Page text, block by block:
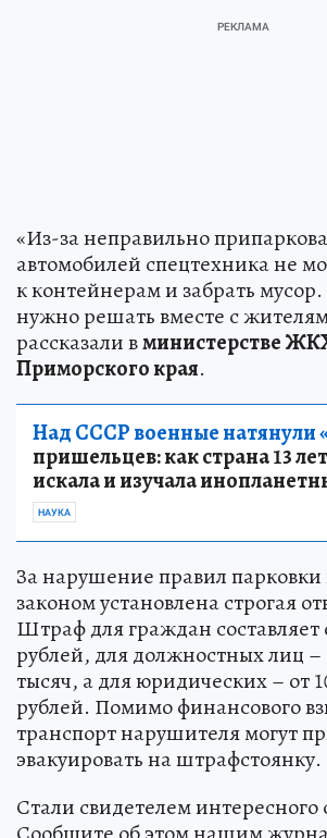
«Из-за неправильно
автомобилей спецтехника не
к контейнерам и забрать
нужно решать вместе с
рассказали вминистерстве
Приморского края.
Над СССР военные натянули
пришельцев: как страна 13
искала и изучала
НАУКА
За нарушение правил
законом установлена строгая
Штраф для граждан составляет
рублей, для должностных лиц –
тысяч, а для юридических – от
рублей. Помимо финансового
транспорт нарушителя могут
эвакуировать на штрафстоянку.
Стали свидетелем интересного